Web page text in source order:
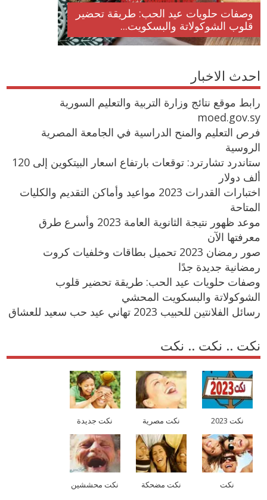
وصفات حلويات عيد الحب: طريقة تحضير
قلوب الشوكولاتة والبسكويت...
احدث الاخبار
رابط موقع نتائج وزارة التربية والتعليم السورية
moed.gov.sy
فرص التعليم والمنح الدراسية في الجامعة المصرية
الروسية
ستاندرد تشارترد: توقعات بارتفاع اسعار البيتكوين إلى 120
ألف دولار
اختبارات القدرات 2023 مواعيد وأماكن التقديم والكليات
المتاحة
موعد ظهور نتيجة الثانوية العامة 2023 وأسرع طرق
معرفتها الآن
صور رمضان 2023 تحميل بطاقات وخلفيات كروت
رمضانية جديدة جدًا
وصفات حلويات عيد الحب: طريقة تحضير قلوب
الشوكولاتة والبسكويت المحشي
رسائل الفلانتين للحبيب 2023 تهاني عيد حب سعيد للعشاق
نكت .. نكت .. نكت
نكت 2023 نكت مصرية نكت جديدة
نكت نكت مضحكة نكت محششين